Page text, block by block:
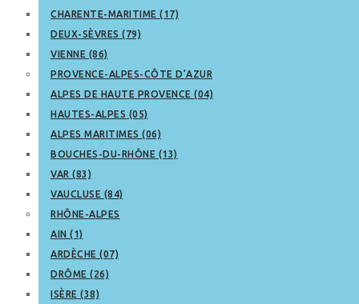
CHARENTE-MARITIME (17)
DEUX-SÈVRES (79)
VIENNE (86)
PROVENCE-ALPES-CÔTE D’AZUR
ALPES DE HAUTE PROVENCE (04)
HAUTES-ALPES (05)
ALPES MARITIMES (06)
BOUCHES-DU-RHÔNE (13)
VAR (83)
VAUCLUSE (84)
RHÔNE-ALPES
AIN (1)
ARDÈCHE (07)
DRÔME (26)
ISÈRE (38)